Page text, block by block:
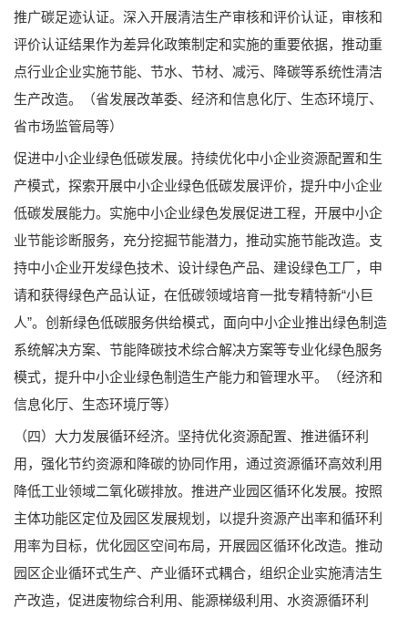
推广碳足迹认证。深入开展清洁生产审核和评价认证，审核和
评价认证结果作为差异化政策制定和实施的重要依据，推动重
点行业企业实施节能、节水、节材、减污、降碳等系统性清洁
生产改造。（省发展改革委、经济和信息化厅、生态环境厅、
省市场监管局等）
促进中小企业绿色低碳发展。持续优化中小企业资源配置和生
产模式，探索开展中小企业绿色低碳发展评价，提升中小企业
低碳发展能力。实施中小企业绿色发展促进工程，开展中小企
业节能诊断服务，充分挖掘节能潜力，推动实施节能改造。支
持中小企业开发绿色技术、设计绿色产品、建设绿色工厂，申
请和获得绿色产品认证，在低碳领域培育一批专精特新“小巨
人”。创新绿色低碳服务供给模式，面向中小企业推出绿色制造
系统解决方案、节能降碳技术综合解决方案等专业化绿色服务
模式，提升中小企业绿色制造生产能力和管理水平。（经济和
信息化厅、生态环境厅等）
（四）大力发展循环经济。坚持优化资源配置、推进循环利
用，强化节约资源和降碳的协同作用，通过资源循环高效利用
降低工业领域二氧化碳排放。推进产业园区循环化发展。按照
主体功能区定位及园区发展规划，以提升资源产出率和循环利
用率为目标，优化园区空间布局，开展园区循环化改造。推动
园区企业循环式生产、产业循环式耦合，组织企业实施清洁生
产改造，促进废物综合利用、能源梯级利用、水资源循环利